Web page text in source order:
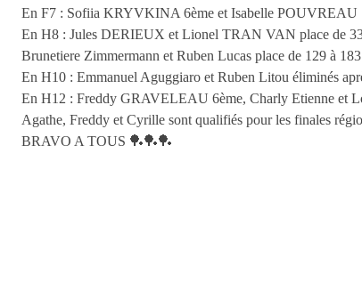
En F7 : Sofiia KRYVKINA 6ème et Isabelle POUVREAU
En H8 : Jules DERIEUX et Lionel TRAN VAN place de
Brunetiere Zimmermann et Ruben Lucas place de 129 à 183
En H10 : Emmanuel Aguggiaro et Ruben Litou éliminés
En H12 : Freddy GRAVELEAU 6ème, Charly Etienne et
Agathe, Freddy et Cyrille sont qualifiés pour les finales
BRAVO A TOUS 🏓🏓🏓